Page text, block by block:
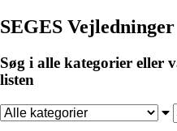
SEGES Vejledninger
Søg i alle kategorier eller
listen